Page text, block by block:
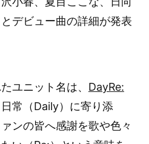
デビュー曲の詳細が発表
ユニット名は、 DayRe:
常（Daily）に寄り添
ンの皆へ感謝を歌や色々